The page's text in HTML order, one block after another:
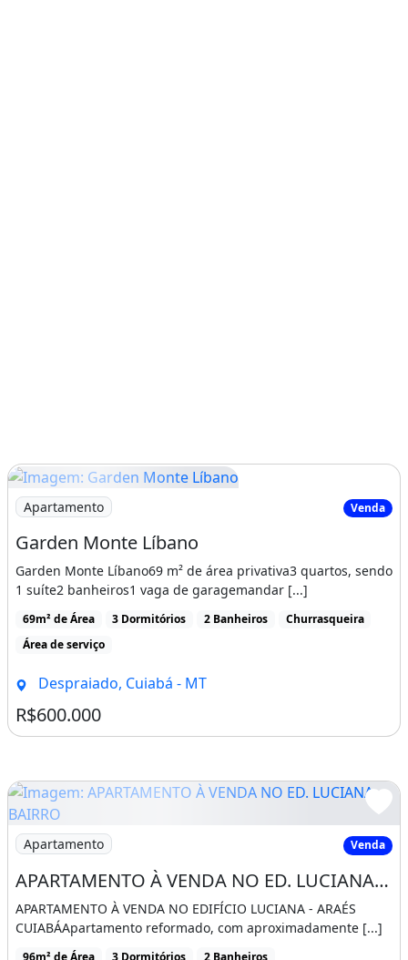
Imagem: Garden Monte Líbano
Apartamento Venda
Garden Monte Líbano
Garden Monte Líbano69 m² de área privativa3 quartos, sendo
1 suíte2 banheiros1 vaga de garagemandar [...]
69m² de Área 3 Dormitórios 2 Banheiros
Churrasqueira
Área de serviço
Despraiado, Cuiabá - MT
R$600.000
Imagem: APARTAMENTO À VENDA NO ED. LUCIANA -
Apartamento Venda
APARTAMENTO À VENDA NO ED. LUCIANA - BAIRRO ARAES
APARTAMENTO À VENDA NO EDIFÍCIO LUCIANA - ARAÉS
CUIABÁApartamento reformado, com aproximadamente [...]
96m² de Área 3 Dormitórios 2 Banheiros